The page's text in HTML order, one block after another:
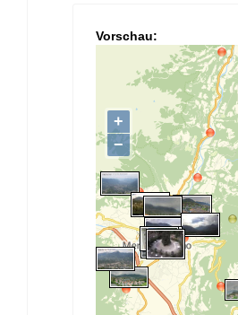
Vorschau: